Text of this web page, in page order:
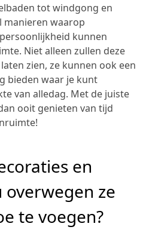
tot windgong en
manieren waarop
kunnen
Niet alleen zullen deze
zien, ze kunnen ook een
bieden waar je kunt
van alledag. Met de juiste
ooit genieten van tijd
en
ze
te voegen?